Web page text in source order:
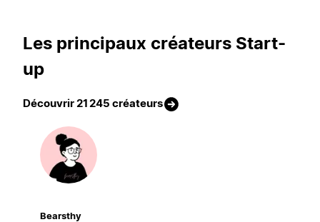
Les principaux créateurs Start-
up
Découvrir 21 245 créateurs
Bearsthy